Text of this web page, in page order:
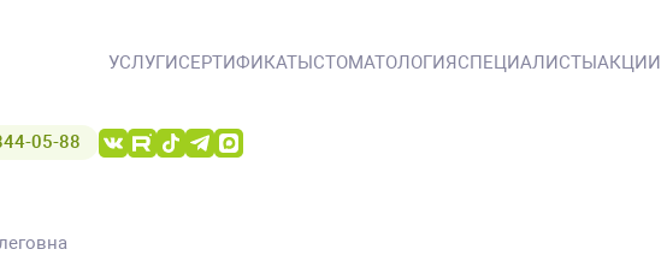
УСЛУГИСЕРТИФИКАТЫСТОМАТОЛОГИЯСПЕЦИАЛИСТЫАКЦИИ
05-88